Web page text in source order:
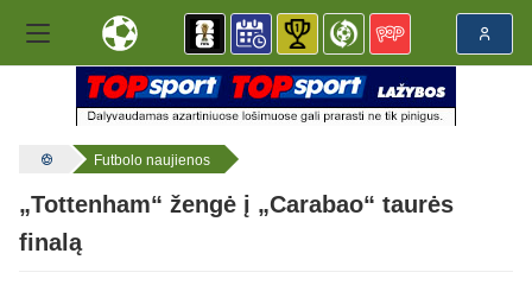
Futbolo naujienos
„Tottenham“ žengė į „Carabao“ taurės
finalą